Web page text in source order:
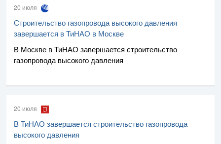
20 июля
Строительство газопровода высокого давления
завершается в ТиНАО в Москве
В Москве в ТиНАО завершается строительство
газопровода высокого давления
20 июля
В ТиНАО завершается строительство газопровода
высокого давления